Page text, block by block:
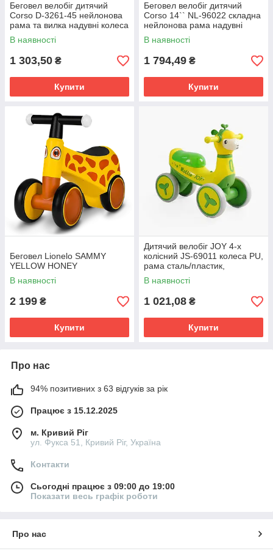
Беговел велобіг дитячий
Corso D-3261-45 нейлонова
рама та вилка надувні колеса
14’’
В наявності
1 303,50 ₴
Купити
Беговел велобіг дитячий
Corso 14`` NL-96022 складна
нейлонова рама надувні
колеса 14’’
В наявності
1 794,49 ₴
Купити
Беговел Lionelo SAMMY
YELLOW HONEY
В наявності
2 199 ₴
Купити
Дитячий велобіг JOY 4-х
колісний JS-69011 колеса PU,
рама сталь/пластик,
українське озвучування та
підсвічування
В наявності
1 021,08 ₴
Купити
Про нас
94% позитивних з 63 відгуків за рік
Працює з 15.12.2025
м. Кривий Ріг
ул. Фукса 51, Кривий Ріг, Україна
Контакти
Сьогодні працює з 09:00 до 19:00
Показати весь графік роботи
Про нас